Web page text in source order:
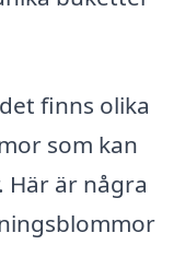
finns olika
som kan
Här är några